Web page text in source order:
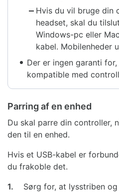
Hvis du vil bruge din
headset, skal du
Windows-pc eller
kabel. Mobilenheder
Der er ingen garanti
kompatible med
Parring af en enhed
Du skal parre din controller,
den til en enhed.
Hvis et USB-kabel er
du frakoble det.
1.
Sørg for, at lysstriben